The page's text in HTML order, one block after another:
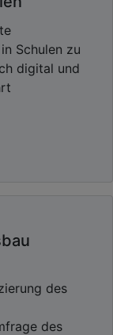
Schulen zu
digital und
des
des